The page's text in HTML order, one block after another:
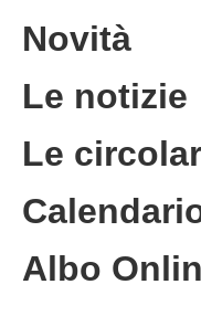
Novità
Le notizie
Le
Albo